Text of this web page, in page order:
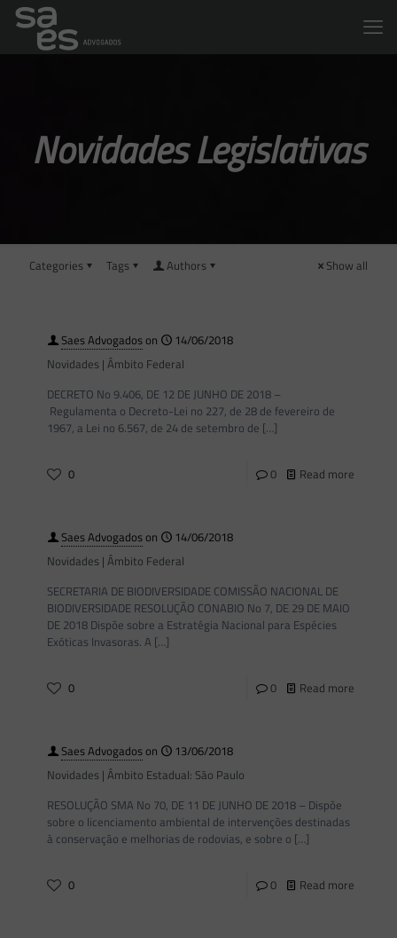
Novidades Legislativas
Categories Tags Authors Show all
Saes Advogadoson
14/06/2018
Novidades | Âmbito Federal
DECRETO No 9.406, DE 12 DE JUNHO DE 2018 –
Regulamenta o Decreto-Lei no 227, de 28 de fevereiro de
1967, a Lei no 6.567, de 24 de setembro de […]
0 0 Read more
Saes Advogadoson
14/06/2018
Novidades | Âmbito Federal
SECRETARIA DE BIODIVERSIDADE COMISSÃO NACIONAL DE
BIODIVERSIDADE RESOLUÇÃO CONABIO No 7, DE 29 DE MAIO
DE 2018 Dispõe sobre a Estratégia Nacional para Espécies
Exóticas Invasoras. A […]
0 0 Read more
Saes Advogadoson
13/06/2018
Novidades | Âmbito Estadual: São Paulo
RESOLUÇÃO SMA No 70, DE 11 DE JUNHO DE 2018 – Dispõe
sobre o licenciamento ambiental de intervenções destinadas
à conservação e melhorias de rodovias, e sobre o […]
0 0 Read more